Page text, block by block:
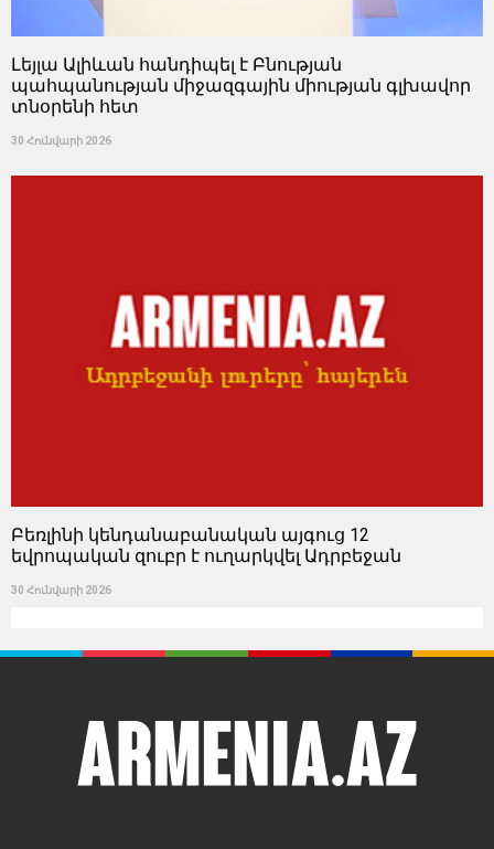
Լեյլա Ալիևան հանդիպել է Բնության
պահպանության միջազգային միության գլխավոր
տնօրենի հետ
30 Հունվարի 2026
Բեռլինի կենդանաբանական այգուց 12
եվրոպական զուբր է ուղարկվել Ադրբեջան
30 Հունվարի 2026